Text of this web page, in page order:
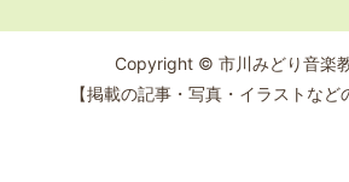
Copyright © 市川みどり音楽
【掲載の記事・写真・イラストなど